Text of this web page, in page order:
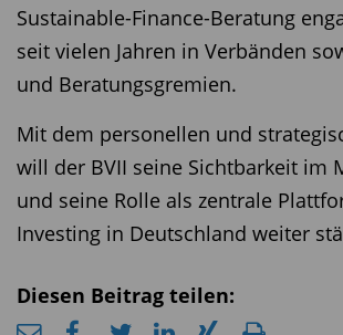
Sustainable-Finance-Beratung
seit vielen Jahren in Verbänden
und Beratungsgremien.
Mit dem personellen und
will der BVII seine Sichtbarkeit im
und seine Rolle als zentrale
Investing in Deutschland weiter
Diesen Beitrag teilen: